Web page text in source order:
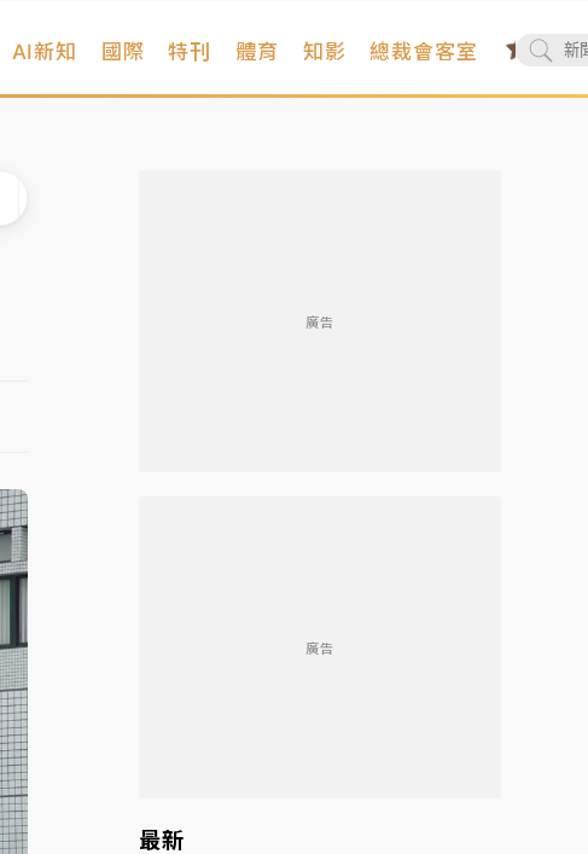
AI新知 國際 特刊 體育 知影 總裁會客室
廣告
廣告
最新